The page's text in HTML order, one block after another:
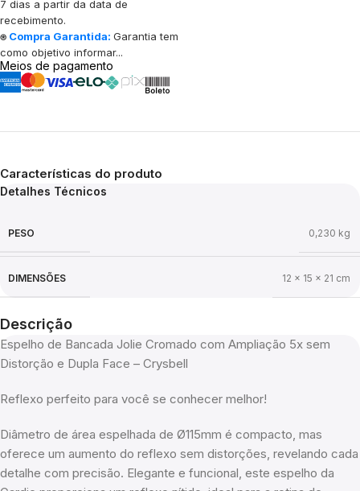
7 dias a partir da data de
recebimento.
⍟ Compra Garantida: Garantia tem
como objetivo informar...
Meios de pagamento
Características do produto
Detalhes Técnicos
PESO 0,230 kg
DIMENSÕES 12 × 15 × 21 cm
Descrição
Espelho de Bancada Jolie Cromado com Ampliação 5x sem
Distorção e Dupla Face – Crysbell
Reflexo perfeito para você se conhecer melhor!
Diâmetro de área espelhada de Ø115mm é compacto, mas
oferece um aumento do reflexo sem distorções, revelando cada
detalhe com precisão. Elegante e funcional, este espelho da